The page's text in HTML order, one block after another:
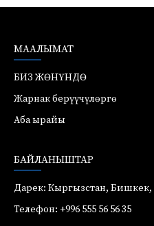
МААЛЫМАТ
БИЗ ЖӨНҮНДӨ
Жарнак берүүчүлөргө
Аба ырайы
БАЙЛАНЫШТАР
Дарек: Кыргызстан, Бишкек,
Телефон: +996 555 56 56 35